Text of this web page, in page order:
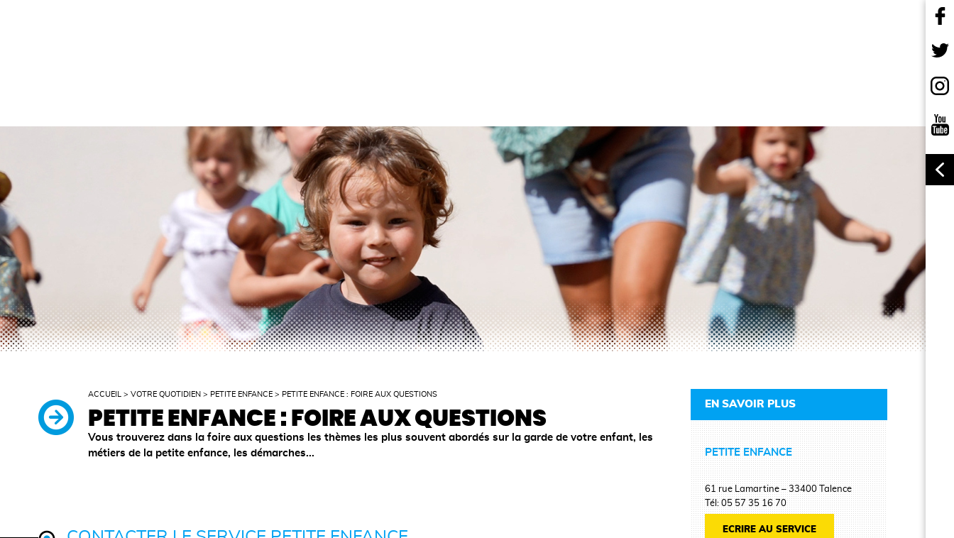
ACCUEIL >VOTRE QUOTIDIEN > PETITE ENFANCE > PETITE ENFANCE : FOIRE AUX QUESTIONS
PETITE ENFANCE : FOIRE AUX QUESTIONS
Vous trouverez dans la foire aux questions les thèmes les plus souvent abordés sur la garde de votre enfant, les
métiers de la petite enfance, les démarches...
EN SAVOIR PLUS
PETITE ENFANCE
61 rue Lamartine – 33400 Talence
Tél: 05 57 35 16 70
ECRIRE AU SERVICE